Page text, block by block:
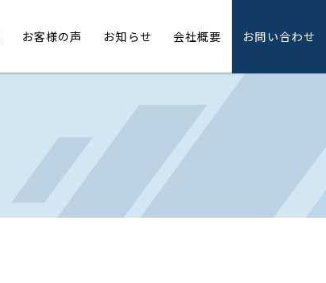
お客様の声 お知らせ 会社概要 お問い合わせ